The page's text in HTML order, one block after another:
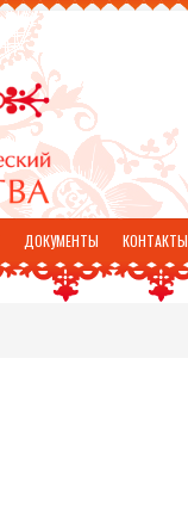
ДОКУМЕНТЫ КОНТАКТЫ